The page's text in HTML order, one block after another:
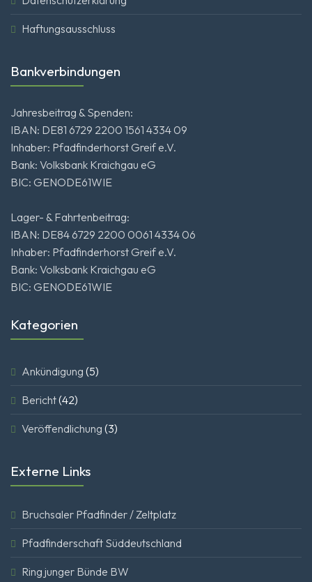
Haftungsausschluss
Bankverbindungen
Jahresbeitrag & Spenden:
IBAN: DE81 6729 2200 1561 4334 09
Inhaber: Pfadfinderhorst Greif e.V.
Bank: Volksbank Kraichgau eG
BIC: GENODE61WIE
Lager- & Fahrtenbeitrag:
IBAN: DE84 6729 2200 0061 4334 06
Inhaber: Pfadfinderhorst Greif e.V.
Bank: Volksbank Kraichgau eG
BIC: GENODE61WIE
Kategorien
Ankündigung (5)
Bericht(42)
Veröffendlichung (3)
Externe Links
Bruchsaler Pfadfinder / Zeltplatz
Pfadfinderschaft Süddeutschland
Ring junger Bünde BW